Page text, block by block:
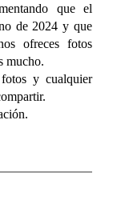
que el
de 2024 y que
ofreces fotos
mucho.
y cualquier